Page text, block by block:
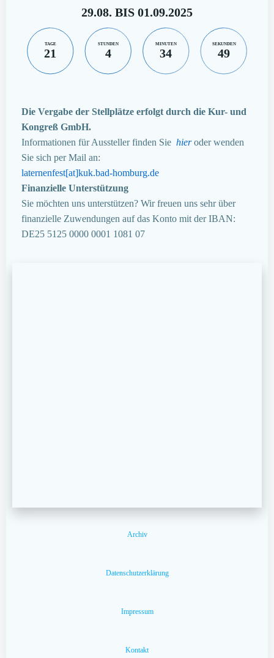
29.08. BIS 01.09.2025
TAGE
21
STUNDEN
4
MINUTEN
34
SEKUNDEN
48
Die Vergabe der Stellplätze erfolgt durch die Kur- und
Kongreß GmbH.
Informationen für Aussteller finden Sie hieroder wenden
Sie sich per Mail an:
laternenfest[at]kuk.bad-homburg.de
Finanzielle Unterstützung
Sie möchten uns unterstützen? Wir freuen uns sehr über
finanzielle Zuwendungen auf das Konto mit der IBAN:
DE25 5125 0000 0001 1081 07
Archiv
Datenschutzerklärung
Impressum
Kontakt